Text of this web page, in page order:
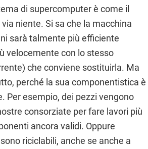
di supercomputer è come il
niente. Si sa che la macchina
sarà talmente più efficiente
velocemente con lo stesso
che conviene sostituirla. Ma
perché la sua componentistica è
Per esempio, dei pezzi vengono
consorziate per fare lavori più
ancora validi. Oppure
riciclabili, anche se anche a